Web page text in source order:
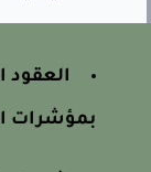
العقود
بمؤشرات